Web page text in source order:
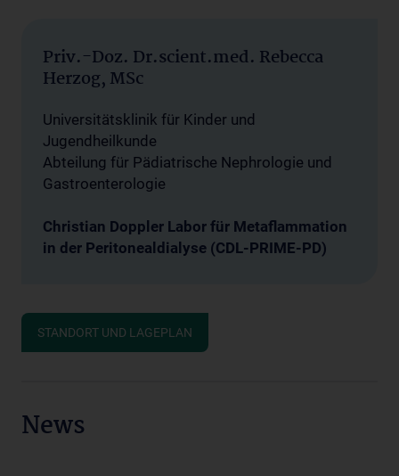
Priv.-Doz. Dr.scient.med. Rebecca
Herzog, MSc
Universitätsklinik für Kinder und
Jugendheilkunde
Abteilung für Pädiatrische Nephrologie und
Gastroenterologie
Christian Doppler Labor für Metaflammation
in der Peritonealdialyse (CDL-PRIME-PD)
STANDORT UND LAGEPLAN
News